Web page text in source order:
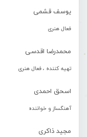
یوسف قشمی
فعال هنری
محمدرضا اقدسی
تهیه کننده ، فعال هنری
اسحق احمدی
آهنگساز و خواننده
مجید ذاکری